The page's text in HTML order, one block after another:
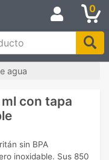
0
agua
con tapa
sin BPA
inoxidable. Sus 850